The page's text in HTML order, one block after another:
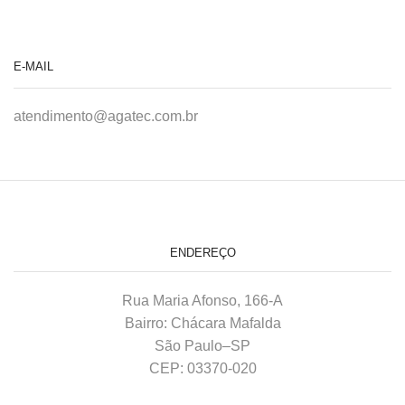
E-MAIL
atendimento@agatec.com.br
ENDEREÇO
Rua Maria Afonso, 166-A
Bairro: Chácara Mafalda
São Paulo–SP
CEP: 03370-020